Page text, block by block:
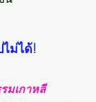
ไม่ได้!
มเกาหลี